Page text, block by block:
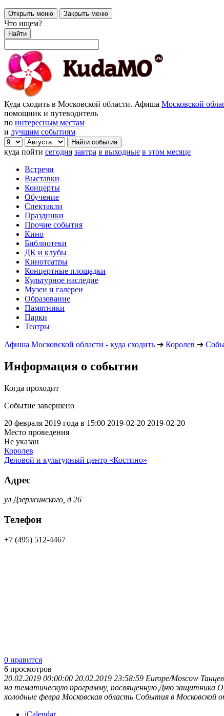
Открыть меню Закрыть меню
Что ищем?
Найти
Куда сходить в Московской области. Афиша Московской
помощник и путеводитель
по интересным местам
и лучшим событиям
куда пойти сегодня завтра в выходные в этом месяце
Встречи
Выставки
Концерты
Обучение
Спектакли
Праздники
Прочие события
Кино
Библиотеки
ДК и клубы
Кинотеатры
Концертные площадки
Культурное наследие
Музеи и галереи
Образование
Памятники
Парки
Театры
Афиша Московской области - куда сходить ➔ Королев ➔
Информация о событии
Когда проходит
Событие завершено
20 февраля 2019 года в 15:00 2019-02-20 2019-02-20
Место проведения
Не указан
Королев
Деловой и культурный центр «Костино»
Адрес
ул Дзержинского, д 26
Телефон
+7 (495) 512-4467
0 нравится
6 просмотров
20.02.2019 00:00:00 20.02.2019 23:58:59 Europe/Moscow
на тематическую программу, посвященную Дню защитника
холодные февра Московская область События в Московской
iCalendar